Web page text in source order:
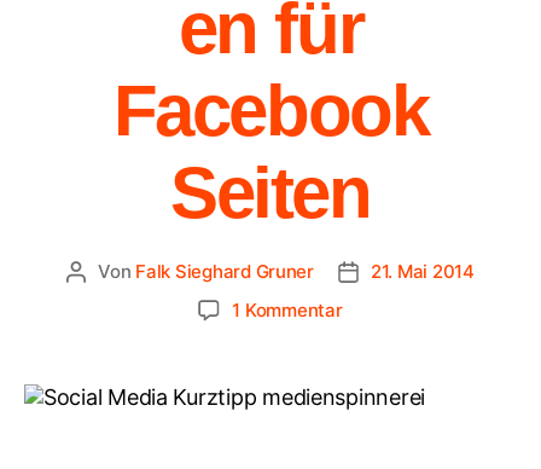
en für
Facebook
Seiten
Von Falk Sieghard Gruner
21. Mai 2014
1 Kommentar